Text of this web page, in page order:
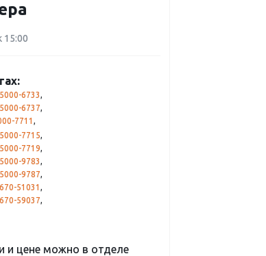
15:00
6733,
6737,
7711 ,
7715,
7719,
9783,
9787,
51031 ,
59037,
и цене можно в отделе